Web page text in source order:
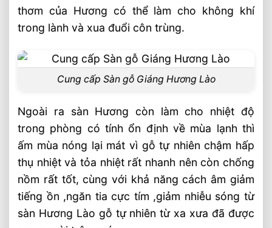
thơm của Hương có thể làm cho không khí
trong lành và xua đuổi côn trùng.
Cung cấp Sàn gỗ Giáng Hương Lào
Ngoài ra sàn Hương còn làm cho nhiệt độ
trong phòng có tính ổn định về mùa lạnh thì
ấm mùa nóng lại mát vì gỗ tự nhiên chậm hấp
thụ nhiệt và tỏa nhiệt rất nhanh nên còn chống
nồm rất tốt, cùng với khả năng cách âm giảm
tiếng ồn ,ngăn tia cực tím ,giảm nhiễu sóng từ
sàn Hương Lào gỗ tự nhiên từ xa xưa đã được